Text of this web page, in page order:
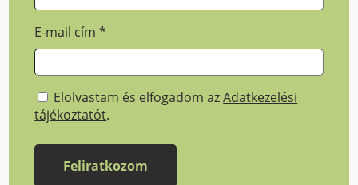
E-mail cím*
Elolvastam és elfogadom azAdatkezelési
tájékoztatót.